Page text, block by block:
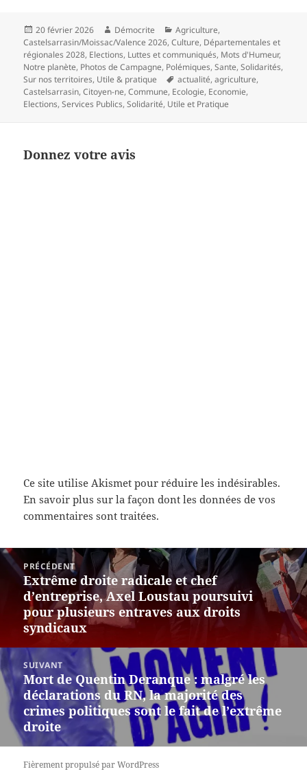
Publié
le
20 février 2026 Auteur
Démocrite Catégories
Agriculture,
Castelsarrasin/Moissac/Valence 2026,Culture, Départementales et
régionales 2028, Elections, Luttes et communiqués, Mots d'Humeur,
Notre planète, Photos de Campagne, Polémiques,Sante,Solidarités,
Sur nos territoires, Utile & pratique
Mots-
clés
actualité,agriculture,
Castelsarrasin,Citoyen-ne,Commune, Ecologie, Economie,
Elections,Services Publics,Solidarité, Utile et Pratique
Donnez votre avis
Ce site utilise Akismet pour réduire les indésirables.
En savoir plus sur la façon dont les données de vos
commentaires sont traitées.
Navigation
l’article
PRÉCÉDENT
Article
précédent :
Extrême droite radicale et chef
d’entreprise, Axel Loustau poursuivi
pour plusieurs entraves aux droits
syndicaux
SUIVANT
Article
suivant :
Mort de Quentin Deranque : malgré les
déclarations du RN, la majorité des
crimes politiques sont le fait de l’extrême
droite
Fièrement propulsé par WordPress